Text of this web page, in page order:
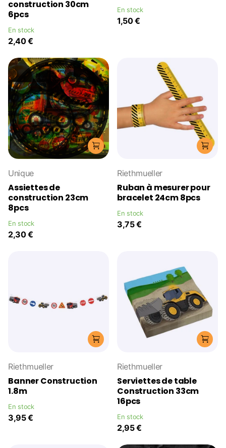
construction 30cm
6pcs
En stock
2,40 €
En stock
1,50 €
Unique
Assiettes de
construction 23cm
8pcs
En stock
2,30 €
Riethmueller
Ruban à mesurer pour
bracelet 24cm 8pcs
En stock
3,75 €
Riethmueller
Banner Construction
1.8m
En stock
3,95 €
Riethmueller
Serviettes de table
Construction 33cm
16pcs
En stock
2,95 €